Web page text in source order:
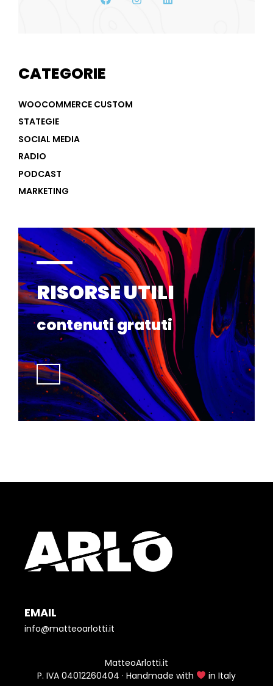
CATEGORIE
WOOCOMMERCE CUSTOM
STATEGIE
SOCIAL MEDIA
RADIO
PODCAST
MARKETING
RISORSE UTILI
contenuti gratuti
EMAIL
info@matteoarlotti.it
MatteoArlotti.it
P. IVA 04012260404 · Handmade with
in Italy